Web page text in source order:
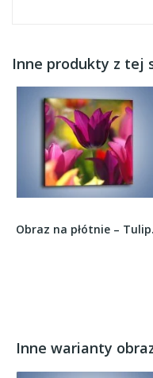
Inne produkty z tej
Inne warianty